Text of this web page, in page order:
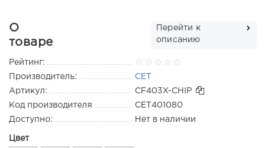
О
товаре
Перейти к
описанию
Рейтинг:
Производитель:
CET
Артикул:
CF403X-CHIP
Код производителя
CET401080
Доступно:
Нет в наличии
Цвет